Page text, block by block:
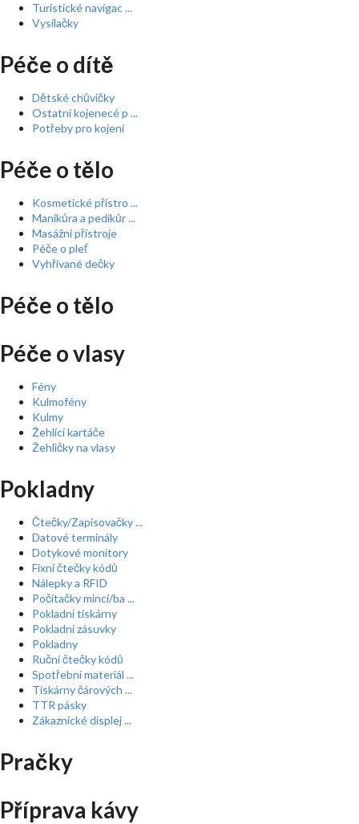
Turistické navigac ...
Vysílačky
Péče o dítě
Dětské chůvičky
Ostatní kojenecé p ...
Potřeby pro kojení
Péče o tělo
Kosmetické přístro ...
Manikůra a pedikůr ...
Masážní přístroje
Péče o pleť
Vyhřívané dečky
Péče o tělo
Péče o vlasy
Fény
Kulmofény
Kulmy
Žehlící kartáče
Žehličky na vlasy
Pokladny
Čtečky/Zapisovačky ...
Datové terminály
Dotykové monitory
Fixní čtečky kódů
Nálepky a RFID
Počítačky mincí/ba ...
Pokladní tiskárny
Pokladní zásuvky
Pokladny
Ruční čtečky kódů
Spotřební materiál ...
Tiskárny čárových ...
TTR pásky
Zákaznické displej ...
Pračky
Příprava kávy